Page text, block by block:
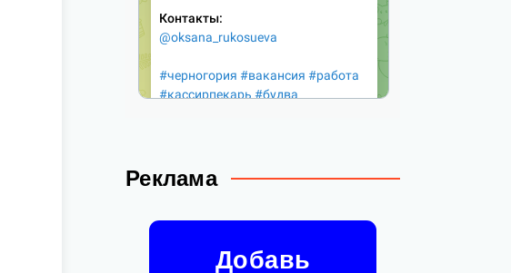
Реклама
Добавь